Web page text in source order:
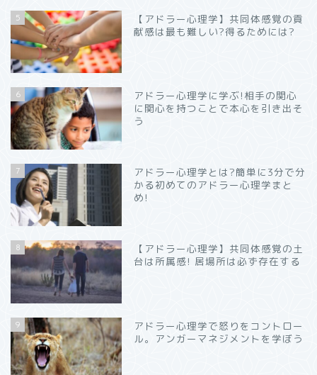
5
【アドラー心理学】共同体感覚の貢
献感は最も難しい?得るためには?
6
アドラー心理学に学ぶ!相手の関心
に関心を持つことで本心を引き出そ
う
7
アドラー心理学とは?簡単に3分で分
かる初めてのアドラー心理学まと
め!
8
【アドラー心理学】共同体感覚の土
台は所属感! 居場所は必ず存在する
9
アドラー心理学で怒りをコントロー
ル。アンガーマネジメントを学ぼう